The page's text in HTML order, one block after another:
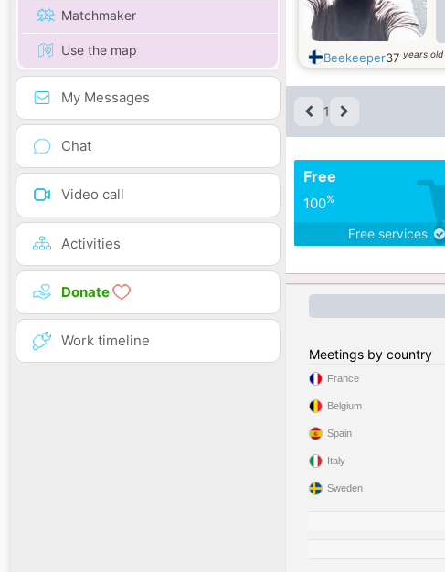
Matchmaker
Use the map
My Messages
Chat
Video call
Activities
Donate
Work timeline
Beekeeper37 years old
1
Free
100%
Free services
Meetings by country
France
Belgium
Spain
Italy
Sweden